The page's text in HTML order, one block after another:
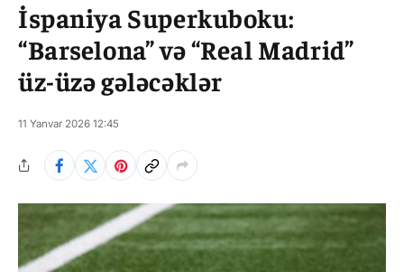
İspaniya Superkuboku:
“Barselona” və “Real Madrid”
üz-üzə gələcəklər
11 Yanvar 2026 12:45